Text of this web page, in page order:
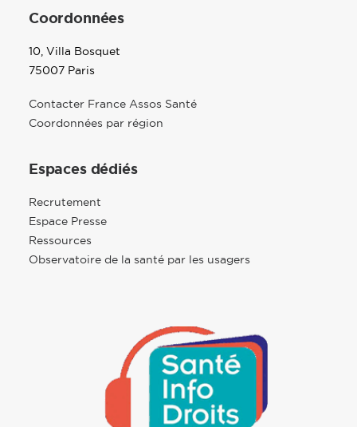
Coordonnées
10, Villa Bosquet
75007 Paris
Contacter France Assos Santé
Coordonnées par région
Espaces dédiés
Recrutement
Espace Presse
Ressources
Observatoire de la santé par les usagers